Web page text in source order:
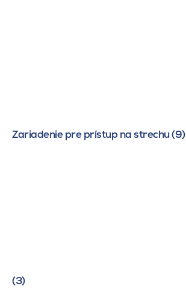
Zariadenie pre prístup na strechu (9)
(3)